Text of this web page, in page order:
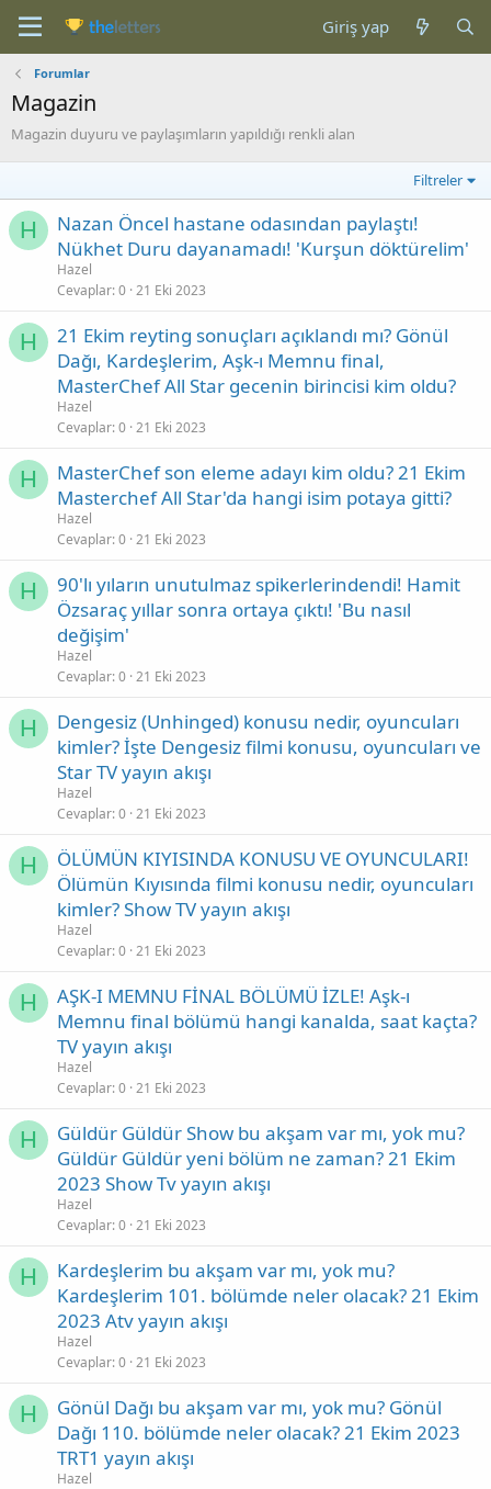
Giriş yap
Forumlar
Magazin
Magazin duyuru ve paylaşımların yapıldığı renkli alan
Filtreler
H
Nazan Öncel hastane odasından paylaştı!
Nükhet Duru dayanamadı! 'Kurşun döktürelim'
Hazel
Cevaplar 0 21 Eki 2023
H
21 Ekim reyting sonuçları açıklandı mı? Gönül
Dağı, Kardeşlerim, Aşk-ı Memnu final,
MasterChef All Star gecenin birincisi kim oldu?
Hazel
Cevaplar 0 21 Eki 2023
H
MasterChef son eleme adayı kim oldu? 21 Ekim
Masterchef All Star'da hangi isim potaya gitti?
Hazel
Cevaplar 0 21 Eki 2023
H
90'lı yıların unutulmaz spikerlerindendi! Hamit
Özsaraç yıllar sonra ortaya çıktı! 'Bu nasıl
değişim'
Hazel
Cevaplar 0 21 Eki 2023
H
Dengesiz (Unhinged) konusu nedir, oyuncuları
kimler? İşte Dengesiz filmi konusu, oyuncuları ve
Star TV yayın akışı
Hazel
Cevaplar 0 21 Eki 2023
H
ÖLÜMÜN KIYISINDA KONUSU VE OYUNCULARI!
Ölümün Kıyısında filmi konusu nedir, oyuncuları
kimler? Show TV yayın akışı
Hazel
Cevaplar 0 21 Eki 2023
H
AŞK-I MEMNU FİNAL BÖLÜMÜ İZLE! Aşk-ı
Memnu final bölümü hangi kanalda, saat kaçta?
TV yayın akışı
Hazel
Cevaplar 0 21 Eki 2023
H
Güldür Güldür Show bu akşam var mı, yok mu?
Güldür Güldür yeni bölüm ne zaman? 21 Ekim
2023 Show Tv yayın akışı
Hazel
Cevaplar 0 21 Eki 2023
H
Kardeşlerim bu akşam var mı, yok mu?
Kardeşlerim 101. bölümde neler olacak? 21 Ekim
2023 Atv yayın akışı
Hazel
Cevaplar 0 21 Eki 2023
H
Gönül Dağı bu akşam var mı, yok mu? Gönül
Dağı 110. bölümde neler olacak? 21 Ekim 2023
TRT1 yayın akışı
Hazel